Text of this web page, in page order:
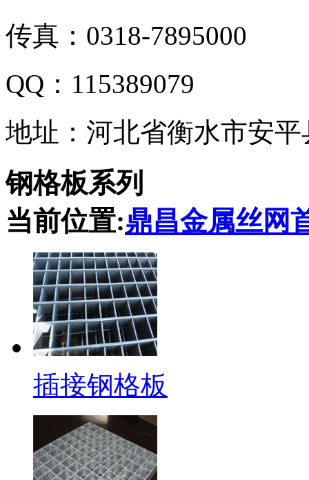
传真：0318-7895000
QQ：115389079
地址：河北省衡水市安
钢格板系列
当前位置:鼎昌金属丝网
插接钢格板